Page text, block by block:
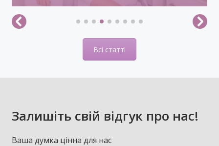
Всі статті
Залишіть свій відгук про нас!
Ваша думка цінна для нас